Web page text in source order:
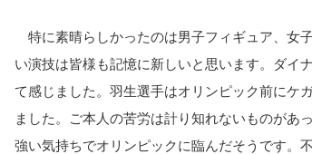
特に素晴らしかったのは男子フィギュア、女
い演技は皆様も記憶に新しいと思います。ダイ
て感じました。羽生選手はオリンピック前にケ
ました。ご本人の苦労は計り知れないものがあ
強い気持ちでオリンピックに臨んだそうです。